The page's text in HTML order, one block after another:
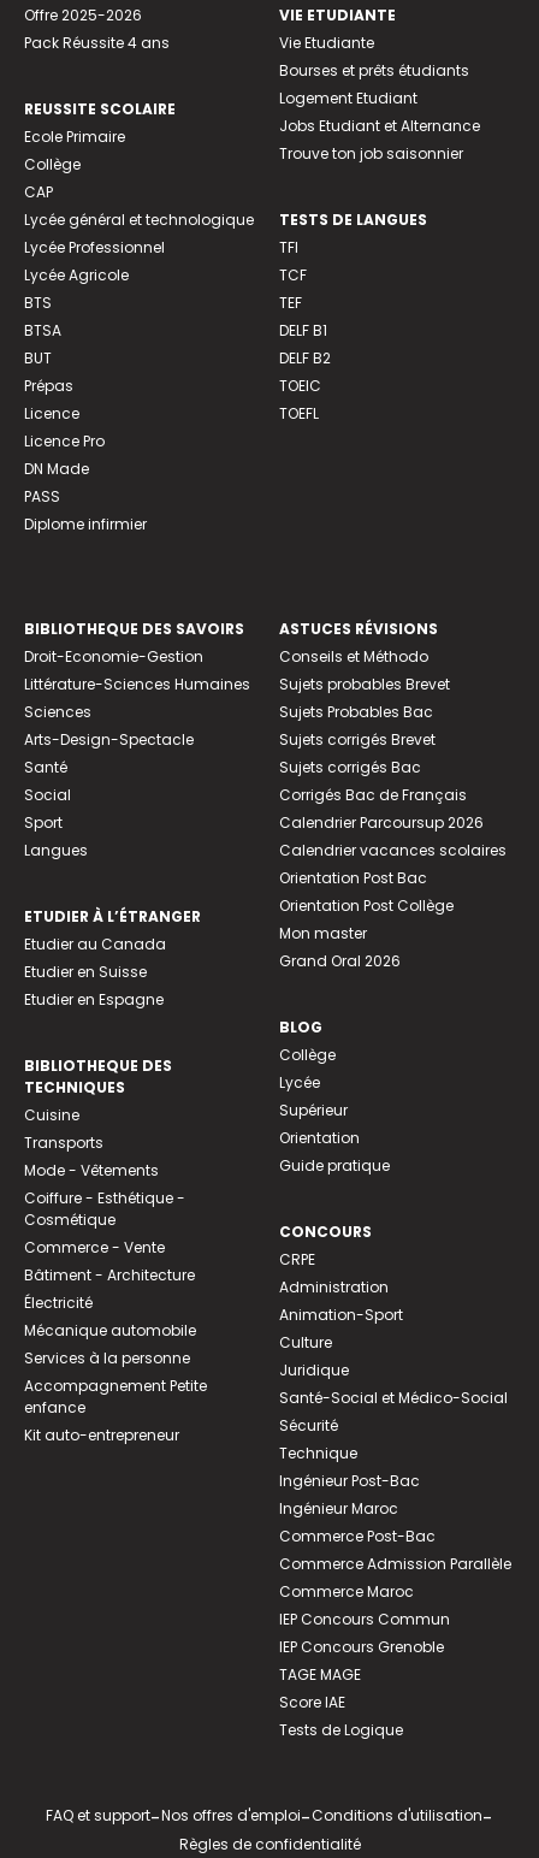
Offre 2025-2026
Pack Réussite 4 ans
REUSSITE SCOLAIRE
Ecole Primaire
Collège
CAP
Lycée général et technologique
Lycée Professionnel
Lycée Agricole
BTS
BTSA
BUT
Prépas
Licence
Licence Pro
DN Made
PASS
Diplome infirmier
VIE ETUDIANTE
Vie Etudiante
Bourses et prêts étudiants
Logement Etudiant
Jobs Etudiant et Alternance
Trouve ton job saisonnier
TESTS DE LANGUES
TFI
TCF
TEF
DELF B1
DELF B2
TOEIC
TOEFL
BIBLIOTHEQUE DES SAVOIRS
Droit-Economie-Gestion
Littérature-Sciences Humaines
Sciences
Arts-Design-Spectacle
Santé
Social
Sport
Langues
ETUDIER À L’ÉTRANGER
Etudier au Canada
Etudier en Suisse
Etudier en Espagne
BIBLIOTHEQUE DES
TECHNIQUES
Cuisine
Transports
Mode - Vêtements
Coiffure - Esthétique -
Cosmétique
Commerce - Vente
Bâtiment - Architecture
Électricité
Mécanique automobile
Services à la personne
Accompagnement Petite
enfance
Kit auto-entrepreneur
ASTUCES RÉVISIONS
Conseils et Méthodo
Sujets probables Brevet
Sujets Probables Bac
Sujets corrigés Brevet
Sujets corrigés Bac
Corrigés Bac de Français
Calendrier Parcoursup 2026
Calendrier vacances scolaires
Orientation Post Bac
Orientation Post Collège
Mon master
Grand Oral 2026
BLOG
Collège
Lycée
Supérieur
Orientation
Guide pratique
CONCOURS
CRPE
Administration
Animation-Sport
Culture
Juridique
Santé-Social et Médico-Social
Sécurité
Technique
Ingénieur Post-Bac
Ingénieur Maroc
Commerce Post-Bac
Commerce Admission Parallèle
Commerce Maroc
IEP Concours Commun
IEP Concours Grenoble
TAGE MAGE
Score IAE
Tests de Logique
FAQ et support-Nos offres d'emploi-Conditions d'utilisation-
Règles de confidentialité